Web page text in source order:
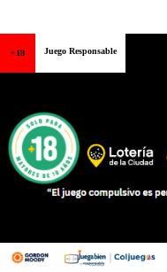
+18 Juego Responsable